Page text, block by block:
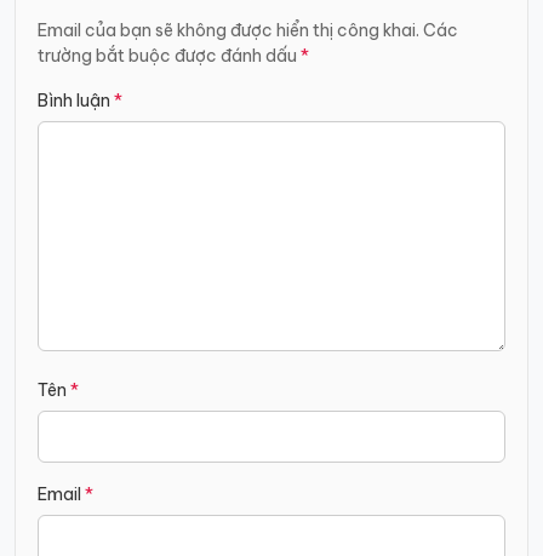
Email của bạn sẽ không được hiển thị công khai. Các
trường bắt buộc được đánh dấu *
Bình luận *
Tên *
Email *